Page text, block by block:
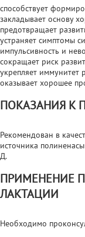
способствует
закладывает основу
предотвращает
устраняет симптомы
импульсивность и
сокращает риск
укрепляет иммунитет
оказывает хорошее
ПОКАЗАНИЯ К
Рекомендован в
источника
Д.
ПРИМЕНЕНИЕ
ЛАКТАЦИИ
Необходимо